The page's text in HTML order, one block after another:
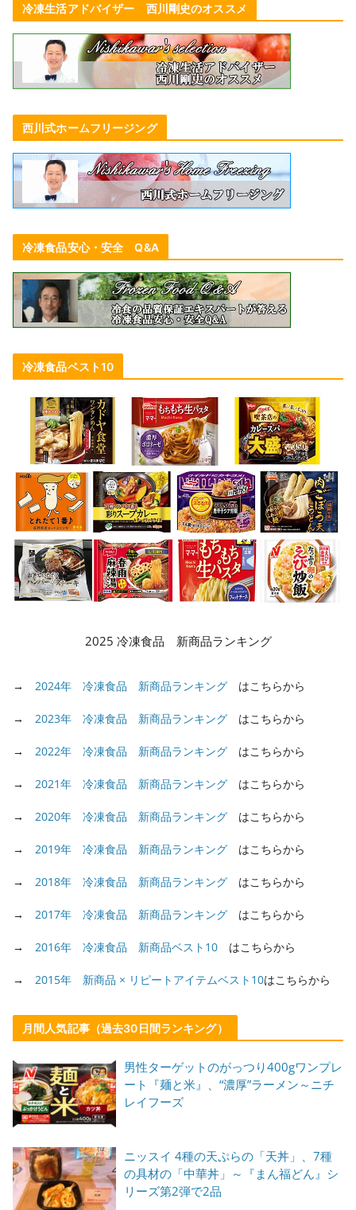
冷凍生活アドバイザー 西川剛史のオススメ
西川式ホームフリージング
冷凍食品安心・安全 Q&A
冷凍食品ベスト10
2025 冷凍食品 新商品ランキング
→ 2024年 冷凍食品 新商品ランキング はこちらから
→ 2023年 冷凍食品 新商品ランキング はこちらから
→ 2022年 冷凍食品 新商品ランキング はこちらから
→ 2021年 冷凍食品 新商品ランキング はこちらから
→ 2020年 冷凍食品 新商品ランキング はこちらから
→ 2019年 冷凍食品 新商品ランキング はこちらから
→ 2018年 冷凍食品 新商品ランキング はこちらから
→ 2017年 冷凍食品 新商品ランキング はこちらから
→ 2016年 冷凍食品 新商品ベスト10 はこちらから
→ 2015年 新商品 × リピートアイテムベスト10はこちらから
月間人気記事（過去30日間ランキング）
男性ターゲットのがっつり400gワンプレ
ート『麺と米』、“濃厚”ラーメン～ニチ
レイフーズ
ニッスイ 4種の天ぷらの「天丼」、7種
の具材の「中華丼」～『まん福どん』シ
リーズ第2弾で2品